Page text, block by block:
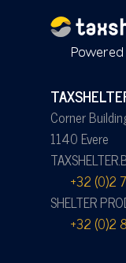
Corner
1140 Evere
+32 (0)2
SHELTER
+32 (0)2